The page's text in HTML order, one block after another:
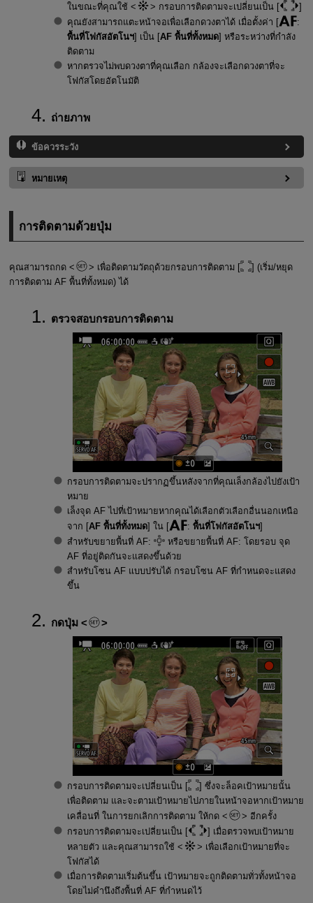
ในขณะที่คุณใช้
กรอบการติดตามจะเปลี่ยนเป็น [
]
คุณยังสามารถแตะหน้าจอเพื่อเลือกดวงตาได้ เมื่อตั้งค่า [
:
พื้นที่โฟกัสอัตโนฯ] เป็น [AF พื้นที่ทั้งหมด] หรือระหว่างที่กำลัง
ติดตาม
หากตรวจไม่พบดวงตาที่คุณเลือก กล้องจะเลือกดวงตาที่จะ
โฟกัสโดยอัตโนมัติ
ถ่ายภาพ
ข้อควรระวัง
หมายเหตุ
การติดตามด้วยปุ่ม
คุณสามารถกด เพื่อติดตามวัตถุด้วยกรอบการติดตาม [
] (เริ่ม/หยุด
การติดตาม AF พื้นที่ทั้งหมด) ได้
ตรวจสอบกรอบการติดตาม
กรอบการติดตามจะปรากฏขึ้นหลังจากที่คุณเล็งกล้องไปยังเป้า
หมาย
เล็งจุด AF ไปที่เป้าหมายหากคุณได้เลือกตัวเลือกอื่นนอกเหนือ
จาก [AF พื้นที่ทั้งหมด] ใน [ : พื้นที่โฟกัสอัตโนฯ]
สำหรับขยายพื้นที่ AF:
หรือขยายพื้นที่ AF: โดยรอบ จุด
AF ที่อยู่ติดกันจะแสดงขึ้นด้วย
สำหรับโซน AF แบบปรับได้ กรอบโซน AF ที่กำหนดจะแสดง
ขึ้น
กดปุ่ม
กรอบการติดตามจะเปลี่ยนเป็น [
] ซึ่งจะล็อคเป้าหมายนั้น
เพื่อติดตาม และจะตามเป้าหมายไปภายในหน้าจอหากเป้าหมาย
เคลื่อนที่ ในการยกเลิกการติดตาม ให้กด
อีกครั้ง
กรอบการติดตามจะเปลี่ยนเป็น [
] เมื่อตรวจพบเป้าหมาย
หลายตัว และคุณสามารถใช้
เพื่อเลือกเป้าหมายที่จะ
โฟกัสได้
เมื่อการติดตามเริ่มต้นขึ้น เป้าหมายจะถูกติดตามทั่วทั้งหน้าจอ
โดยไม่คำนึงถึงพื้นที่ AF ที่กำหนดไว้